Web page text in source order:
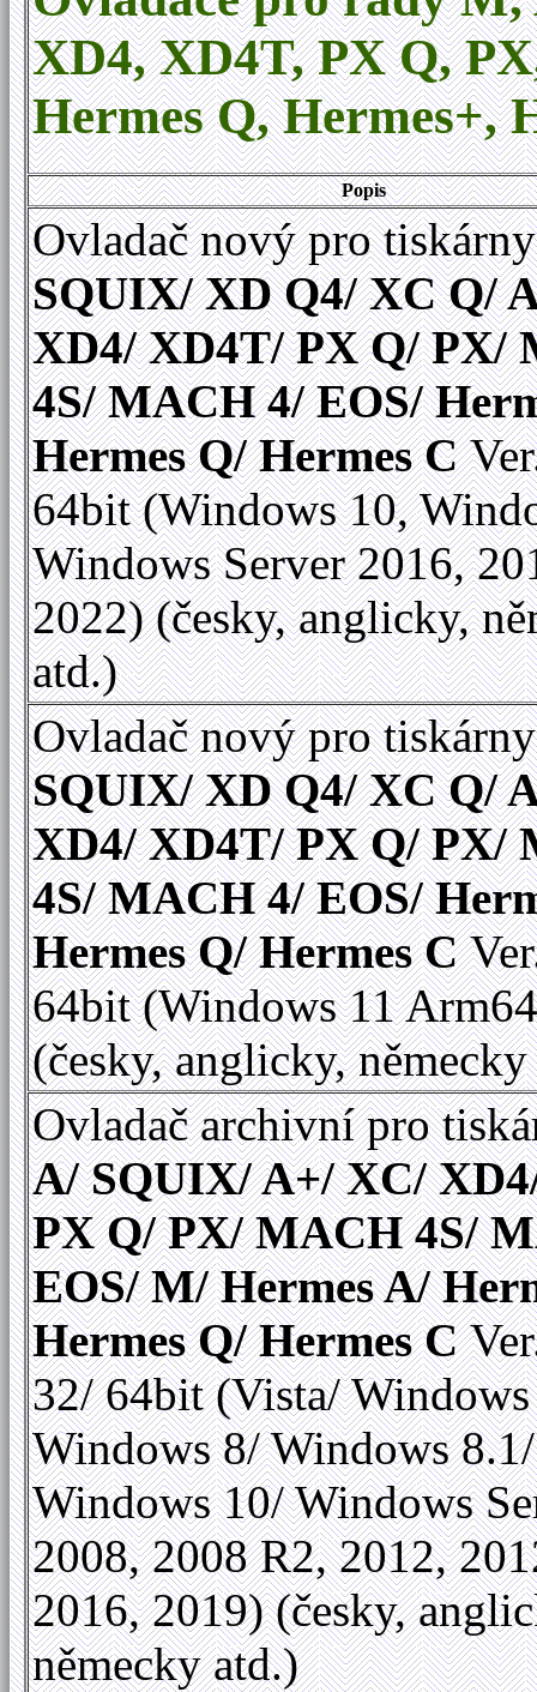
XD4, XD4T, PX Q,
Hermes Q,Hermes+,
Popis
Ovladač nový pro
SQUIX/ XD Q4/ XC Q/
XD4/ XD4T/ PX Q/ PX/
4S/ MACH 4/ EOS/
Hermes Q/ Hermes C
64bit (Windows 10,
Windows Server 2016,
2022) (česky, anglicky,
atd.)
Ovladač nový pro
SQUIX/ XD Q4/ XC Q/
XD4/ XD4T/ PX Q/ PX/
4S/ MACH 4/ EOS/
Hermes Q/ Hermes C
64bit (Windows 11
(česky, anglicky,
Ovladač archivní pro
A/ SQUIX/ A+/ XC/
PX Q/ PX/ MACH 4S/
EOS/ M/ Hermes A/
Hermes Q/ Hermes C
32/ 64bit (Vista/
Windows 8/ Windows 8.1/
Windows 10/ Windows
2008, 2008 R2, 2012,
2016, 2019) (česky,
německy atd.)